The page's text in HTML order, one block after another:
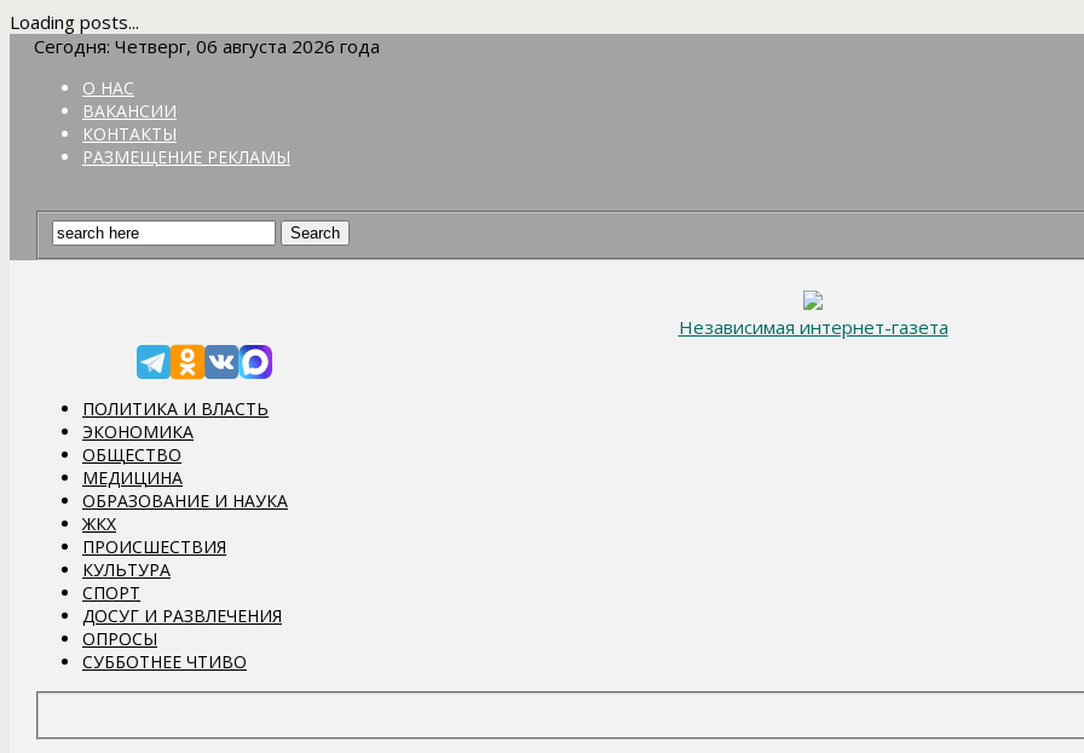
Loading posts...
Сегодня: Четверг, 06 августа 2026 года
О НАС
ВАКАНСИИ
КОНТАКТЫ
РАЗМЕЩЕНИЕ РЕКЛАМЫ
Независимая интернет-газета
ПОЛИТИКА И ВЛАСТЬ
ЭКОНОМИКА
ОБЩЕСТВО
МЕДИЦИНА
ОБРАЗОВАНИЕ И НАУКА
ЖКХ
ПРОИСШЕСТВИЯ
КУЛЬТУРА
СПОРТ
ДОСУГ И РАЗВЛЕЧЕНИЯ
ОПРОСЫ
СУББОТНЕЕ ЧТИВО